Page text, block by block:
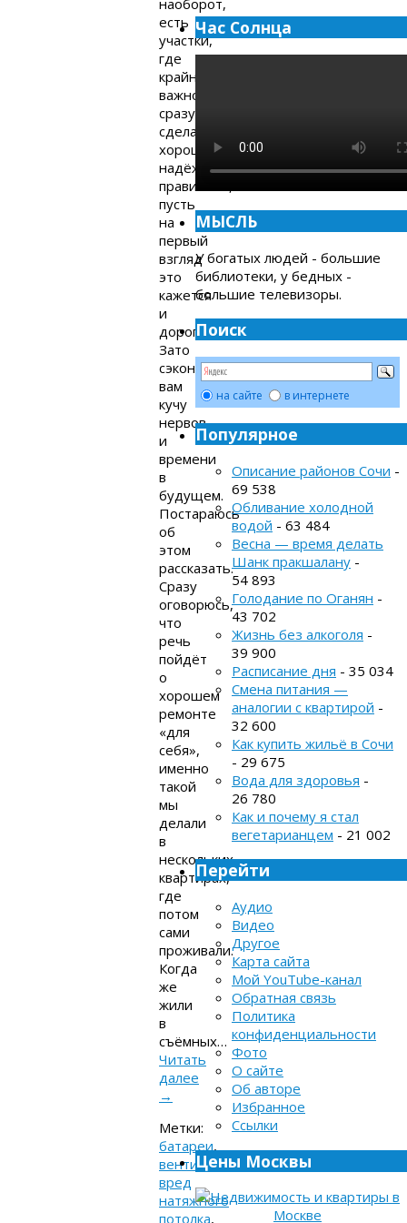
наоборот,
есть
участки,
где
крайне
важно
сразу
сделать
хорошо,
надёжно,
правильно,
пусть
на
первый
взгляд
это
кажется
и
дорого.
Зато
сэкономит
вам
кучу
нервов
и
времени
в
будущем.
Постараюсь
об
этом
рассказать.
Сразу
оговорюсь,
что
речь
пойдёт
о
хорошем
ремонте
«для
себя»,
именно
такой
мы
делали
в
нескольких
квартирах,
где
потом
сами
проживали.
Когда
же
жили
в
съёмных…
Читать
далее
→
Метки:
батареи,
вентиляция,
вред
натяжного
потолка,
Час Солнца
МЫСЛЬ
У богатых людей - большие
библиотеки, у бедных -
большие телевизоры.
Поиск
на сайте в интернете
Популярное
Описание районов Сочи -
69 538
Обливание холодной
водой - 63 484
Весна — время делать
Шанк пракшалану -
54 893
Голодание по Оганян -
43 702
Жизнь без алкоголя -
39 900
Расписание дня - 35 034
Смена питания —
аналогии с квартирой -
32 600
Как купить жильё в Сочи
- 29 675
Вода для здоровья -
26 780
Как и почему я стал
вегетарианцем - 21 002
Перейти
Аудио
Видео
Другое
Карта сайта
Мой YouTube-канал
Обратная связь
Политика
конфиденциальности
Фото
О сайте
Об авторе
Избранное
Ссылки
Цены Москвы